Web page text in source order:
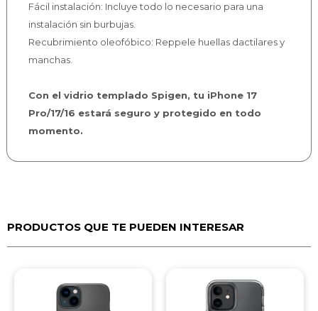
Fácil instalación: Incluye todo lo necesario para una
instalación sin burbujas.
Recubrimiento oleofóbico: Reppele huellas dactilares y
manchas.
Con el vidrio templado Spigen, tu iPhone 17
Pro/17/16 estará seguro y protegido en todo
momento.
PRODUCTOS QUE TE PUEDEN INTERESAR